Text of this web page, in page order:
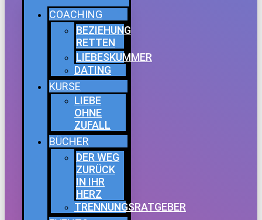
COACHING
BEZIEHUNG
RETTEN
LIEBESKUMMER
DATING
KURSE
LIEBE
OHNE
ZUFALL
BÜCHER
DER WEG
ZURÜCK
IN IHR
HERZ
TRENNUNGSRATGEBER